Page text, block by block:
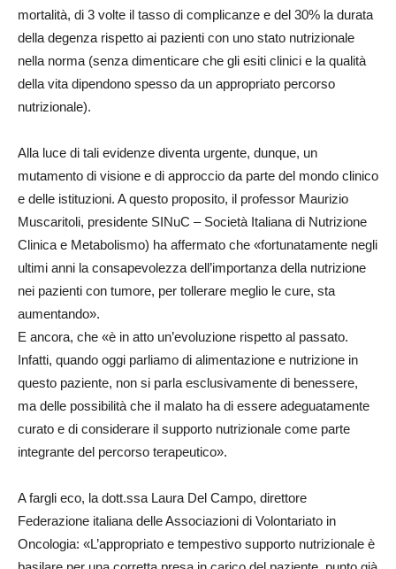
mortalità, di 3 volte il tasso di complicanze e del 30% la durata
della degenza rispetto ai pazienti con uno stato nutrizionale
nella norma (senza dimenticare che gli esiti clinici e la qualità
della vita dipendono spesso da un appropriato percorso
nutrizionale).
Alla luce di tali evidenze diventa urgente, dunque, un
mutamento di visione e di approccio da parte del mondo clinico
e delle istituzioni. A questo proposito, il professor Maurizio
Muscaritoli, presidente SINuC – Società Italiana di Nutrizione
Clinica e Metabolismo) ha affermato che «fortunatamente negli
ultimi anni la consapevolezza dell’importanza della nutrizione
nei pazienti con tumore, per tollerare meglio le cure, sta
aumentando».
E ancora, che «è in atto un’evoluzione rispetto al passato.
Infatti, quando oggi parliamo di alimentazione e nutrizione in
questo paziente, non si parla esclusivamente di benessere,
ma delle possibilità che il malato ha di essere adeguatamente
curato e di considerare il supporto nutrizionale come parte
integrante del percorso terapeutico».
A fargli eco, la dott.ssa Laura Del Campo, direttore
Federazione italiana delle Associazioni di Volontariato in
Oncologia: «L’appropriato e tempestivo supporto nutrizionale è